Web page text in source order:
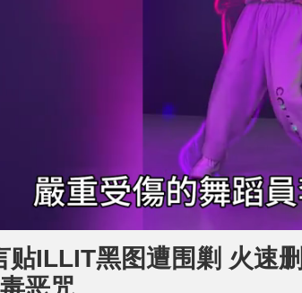
o
0
贴ILLIT黑图遭围剿 火速